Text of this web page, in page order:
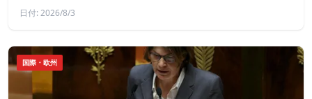
日付: 2026/8/3
国際・欧州